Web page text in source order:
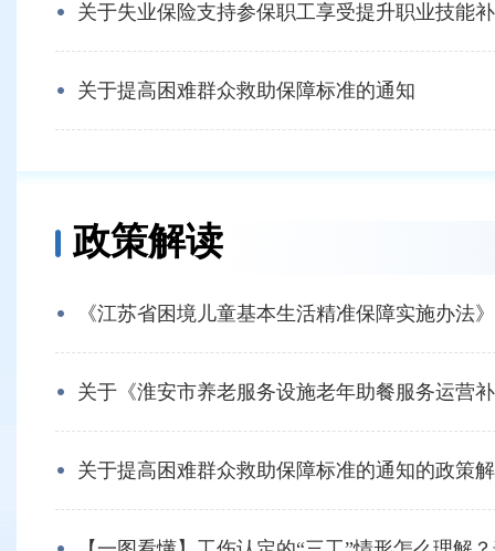
关于失业保险支持参保职工享受提升职业技能
关于提高困难群众救助保障标准的通知
政策解读
《江苏省困境儿童基本生活精准保障实施办法
关于《淮安市养老服务设施老年助餐服务运营
关于提高困难群众救助保障标准的通知的政策